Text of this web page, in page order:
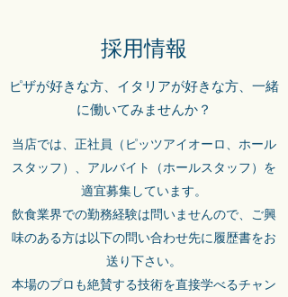
採用情報
ピザが好きな方、イタリアが好きな方、一緒
に働いてみませんか？
当店では、正社員（ピッツアイオーロ、ホール
スタッフ）、アルバイト（ホールスタッフ）を
適宜募集しています。
飲食業界での勤務経験は問いませんので、ご興
味のある方は以下の問い合わせ先に履歴書をお
送り下さい。
本場のプロも絶賛する技術を直接学べるチャン